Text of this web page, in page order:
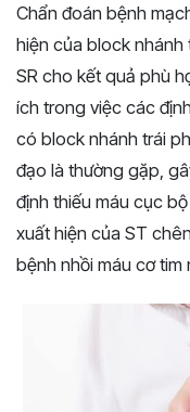
Chẩn đoán bệnh
hiện của block nhánh
SR cho kết quả phù
ích trong việc các
có block nhánh trái
đạo là thường gặp,
định thiếu máu cục
xuất hiện của ST
bệnh nhồi máu cơ